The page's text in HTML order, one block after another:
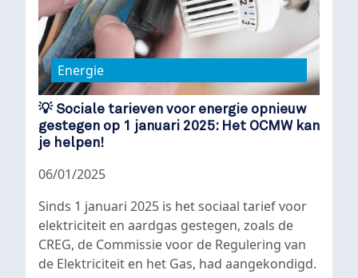
Energie
💡 Sociale tarieven voor energie opnieuw
gestegen op 1 januari 2025: Het OCMW kan
je helpen!
06/01/2025
Sinds 1 januari 2025 is het sociaal tarief voor
elektriciteit en aardgas gestegen, zoals de
CREG, de Commissie voor de Regulering van
de Elektriciteit en het Gas, had aangekondigd.